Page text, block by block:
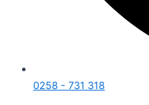
0258 - 731 318